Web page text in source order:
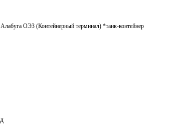
ОЭЗ (Контейнерный терминал) *танк-контейнер